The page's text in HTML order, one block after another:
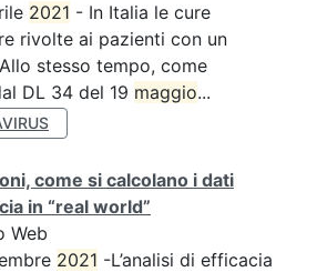
2021 - In Italia le cure
rivolte ai pazienti con un
stesso tempo, come
DL 34 del 19 maggio...
come si calcolano i dati
in “real world”
Web
2021 -L’analisi di efficacia